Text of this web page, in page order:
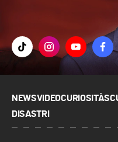
NEWSVIDEOCURIOSITÀ
DISASTRI